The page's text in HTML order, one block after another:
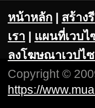
หน้าหลัก | สร้าง
เรา | แผนที่เวบไ
ลงโฆษณาเวปไ
Copyright ©
https://